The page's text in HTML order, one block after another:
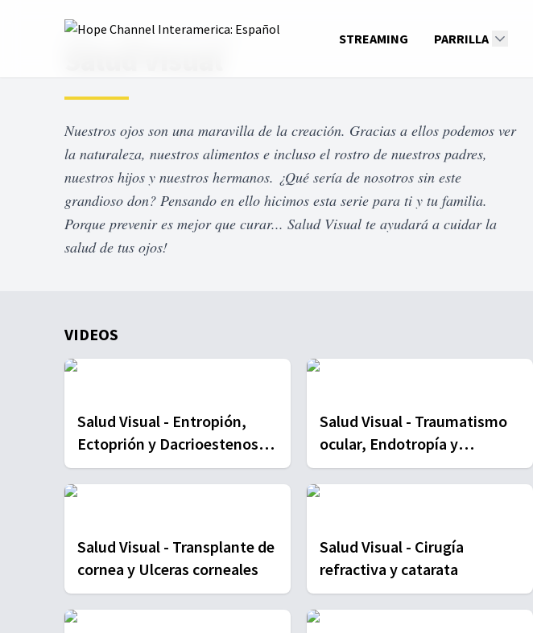
STREAMING PARRILLA
Home Series Salud Visual
Nuestros ojos son una maravilla de la creación. Gracias a ellos podemos ver
la naturaleza, nuestros alimentos e incluso el rostro de nuestros padres,
nuestros hijos y nuestros hermanos. ¿Qué sería de nosotros sin este
grandioso don? Pensando en ello hicimos esta serie para ti y tu familia.
Porque prevenir es mejor que curar... Salud Visual te ayudará a cuidar la
salud de tus ojos!
VIDEOS
Salud Visual - Entropión,
Ectoprión y Dacrioestenosis
congénita
Salud Visual - Traumatismo
ocular, Endotropía y
Exotropía
Salud Visual - Transplante de
cornea y Ulceras corneales
Salud Visual - Cirugía
refractiva y catarata